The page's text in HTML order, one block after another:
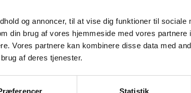
og annoncer, til at vise dig funktioner til sociale
din brug af vores hjemmeside med vores partnere
Vores partnere kan kombinere disse data med
af deres tjenester.
Statistik
Flere varianter
DKK 311,25m. moms